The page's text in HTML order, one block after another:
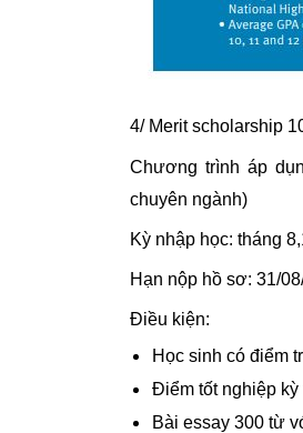
4/ Merit scholarship
Chương trình áp
chuyên ngành)
Kỳ nhập học: tháng
Hạn nộp hồ sơ: 31/
Điều kiện:
Học sinh có điểm
Điểm tốt nghiệp kỳ
Bài essay 300 từ